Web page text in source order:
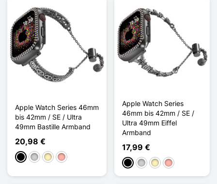
Apple Watch Series 46mm
bis 42mm / SE / Ultra
49mm Bastille Armband
20,98 €
Schwarz
SilberGoldenRoségold
Apple Watch Series
46mm bis 42mm / SE /
Ultra 49mm Eiffel
Armband
17,99 €
Schwarz
SilberGoldenRoségold